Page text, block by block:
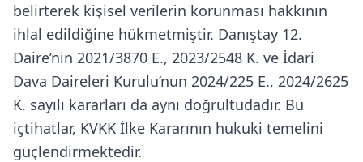
belirterek kişisel verilerin korunması hakkının
ihlal edildiğine hükmetmiştir. Danıştay 12.
Daire’nin 2021/3870 E., 2023/2548 K. ve İdari
Dava Daireleri Kurulu’nun 2024/225 E., 2024/2625
K. sayılı kararları da aynı doğrultudadır. Bu
içtihatlar, KVKK İlke Kararının hukuki temelini
güçlendirmektedir.